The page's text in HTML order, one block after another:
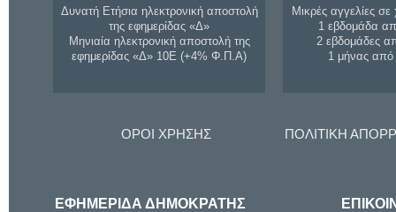
Δυνατή Ετήσια ηλεκτρονική αποστολή
της εφημερίδας «Δ»
Μηνιαία ηλεκτρονική αποστολή της
εφημερίδας «Δ» 10Ε (+4% Φ.Π.Α)
Μικρές αγγελίες σε
1 εβδομάδα
2 εβδομάδες
1 μήνας
ΟΡΟΙ ΧΡΗΣΗΣ ΠΟΛΙΤΙΚΗ
ΕΦΗΜΕΡΙΔΑ ΔΗΜΟΚΡΑΤΗΣ